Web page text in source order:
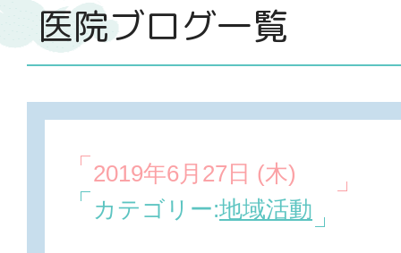
医院ブログ一覧
2019年6月27日 (木)
カテゴリー:地域活動